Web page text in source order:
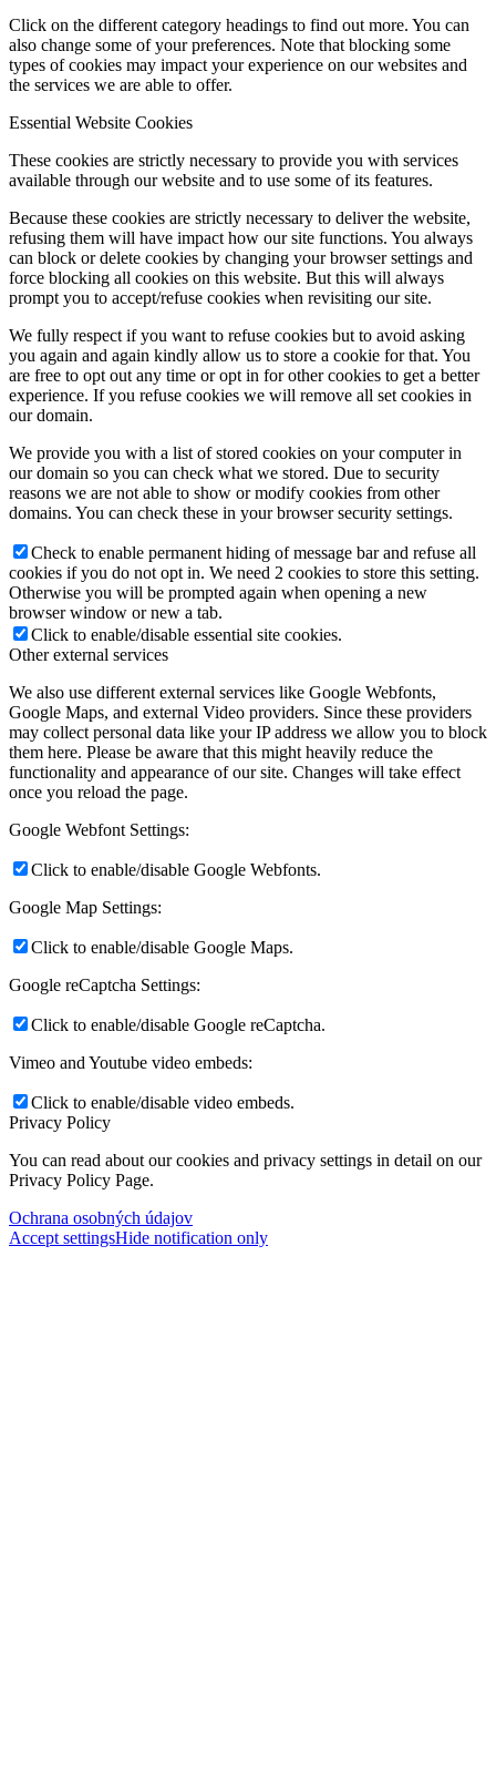
Click on the different category headings to find out more. You can
also change some of your preferences. Note that blocking some
types of cookies may impact your experience on our websites and
the services we are able to offer.
Essential Website Cookies
These cookies are strictly necessary to provide you with services
available through our website and to use some of its features.
Because these cookies are strictly necessary to deliver the website,
refusing them will have impact how our site functions. You always
can block or delete cookies by changing your browser settings and
force blocking all cookies on this website. But this will always
prompt you to accept/refuse cookies when revisiting our site.
We fully respect if you want to refuse cookies but to avoid asking
you again and again kindly allow us to store a cookie for that. You
are free to opt out any time or opt in for other cookies to get a better
experience. If you refuse cookies we will remove all set cookies in
our domain.
We provide you with a list of stored cookies on your computer in
our domain so you can check what we stored. Due to security
reasons we are not able to show or modify cookies from other
domains. You can check these in your browser security settings.
Check to enable permanent hiding of message bar and refuse all
cookies if you do not opt in. We need 2 cookies to store this setting.
Otherwise you will be prompted again when opening a new
browser window or new a tab.
Click to enable/disable essential site cookies.
Other external services
We also use different external services like Google Webfonts,
Google Maps, and external Video providers. Since these providers
may collect personal data like your IP address we allow you to block
them here. Please be aware that this might heavily reduce the
functionality and appearance of our site. Changes will take effect
once you reload the page.
Google Webfont Settings:
Click to enable/disable Google Webfonts.
Google Map Settings:
Click to enable/disable Google Maps.
Google reCaptcha Settings:
Click to enable/disable Google reCaptcha.
Vimeo and Youtube video embeds:
Click to enable/disable video embeds.
Privacy Policy
You can read about our cookies and privacy settings in detail on our
Privacy Policy Page.
Ochrana osobných údajov
Accept settingsHide notification only